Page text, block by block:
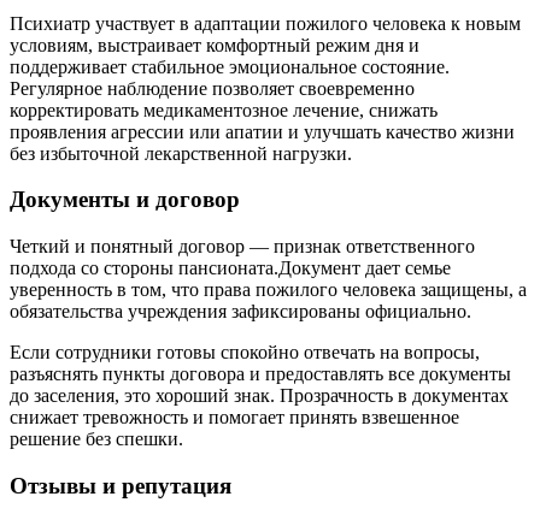
Психиатр участвует в адаптации пожилого человека к новым
условиям, выстраивает комфортный режим дня и
поддерживает стабильное эмоциональное состояние.
Регулярное наблюдение позволяет своевременно
корректировать медикаментозное лечение, снижать
проявления агрессии или апатии и улучшать качество жизни
без избыточной лекарственной нагрузки.
Документы и договор
Четкий и понятный договор — признак ответственного
подхода со стороны пансионата.Документ дает семье
уверенность в том, что права пожилого человека защищены, а
обязательства учреждения зафиксированы официально.
Если сотрудники готовы спокойно отвечать на вопросы,
разъяснять пункты договора и предоставлять все документы
до заселения, это хороший знак. Прозрачность в документах
снижает тревожность и помогает принять взвешенное
решение без спешки.
Отзывы и репутация